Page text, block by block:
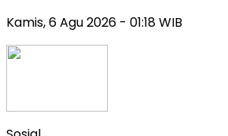
Kamis, 6 Agu 2026 - 01:18 WIB